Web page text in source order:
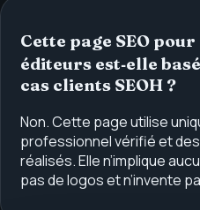
Cette page SEO
éditeurs est‑elle
cas clients SEOH ?
Non. Cette page utilise
professionnel vérifié et
réalisés. Elle n’implique
pas de logos et n’invente